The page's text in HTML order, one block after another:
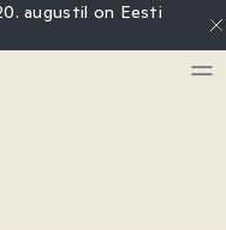
augustil on Eesti